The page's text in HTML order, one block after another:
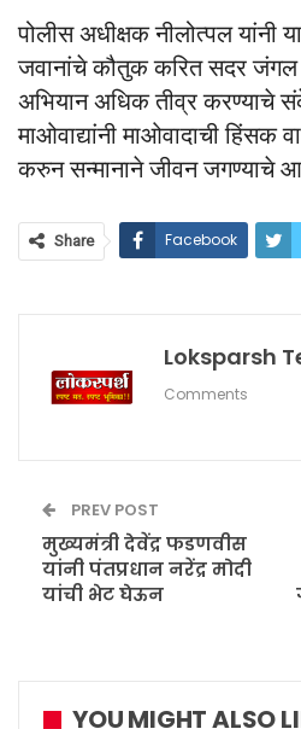
पोलीस अधीक्षक नीलोत्पल यांनी
जवानांचे कौतुक करित सदर जंगल
अभियान अधिक तीव्र करण्याचे
माओवाद्यांनी माओवादाची हिंसक
करुन सन्मानाने जीवन जगण्याचे
Share Facebook
Loksparsh
Comments
PREV POST
मुख्यमंत्री देवेंद्र फडणवीस
यांनी पंतप्रधान नरेंद्र मोदी
यांची भेट घेऊन
YOU MIGHT ALSO